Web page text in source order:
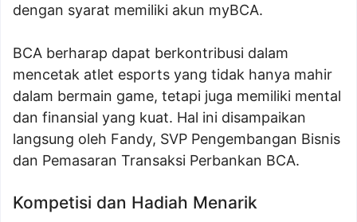
dengan syarat memiliki akun myBCA.
BCA berharap dapat berkontribusi dalam
mencetak atlet esports yang tidak hanya mahir
dalam bermain game, tetapi juga memiliki mental
dan finansial yang kuat. Hal ini disampaikan
langsung oleh Fandy, SVP Pengembangan Bisnis
dan Pemasaran Transaksi Perbankan BCA.
Kompetisi dan Hadiah Menarik